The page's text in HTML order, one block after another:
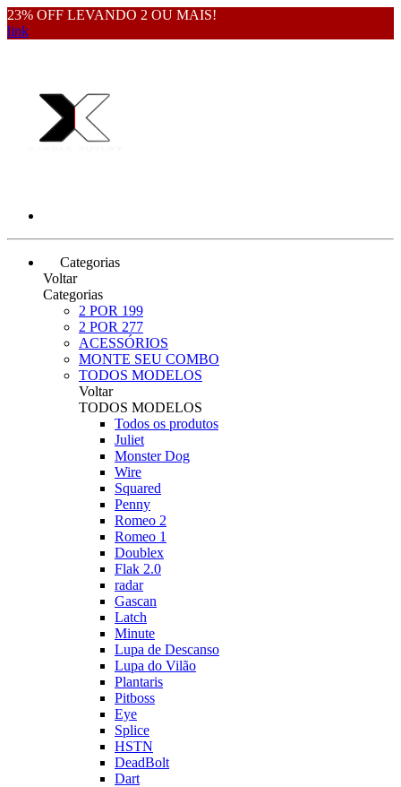
23% OFF LEVANDO 2 OU MAIS!
link
Categorias
Voltar
Categorias
2 POR 199
2 POR 277
ACESSÓRIOS
MONTE SEU COMBO
TODOS MODELOS
Voltar
TODOS MODELOS
Todos os produtos
Juliet
Monster Dog
Wire
Squared
Penny
Romeo 2
Romeo 1
Doublex
Flak 2.0
radar
Gascan
Latch
Minute
Lupa de Descanso
Lupa do Vilão
Plantaris
Pitboss
Eye
Splice
HSTN
DeadBolt
Dart